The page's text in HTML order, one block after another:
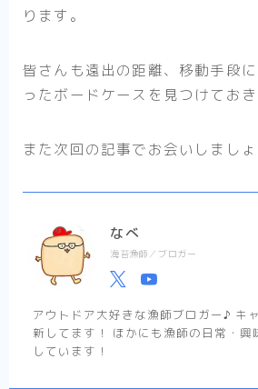
ります。
皆さんも遠出の距離、移動手段
ったボードケースを見つけておき
また次回の記事でお会いしまし
なべ
海苔漁師／ブロガー
アウトドア大好きな漁師ブロガー♪ キ
新してます！ ほかにも漁師の日常・興
しています！